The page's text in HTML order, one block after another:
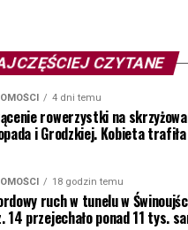
CZYTANE
4 dni temu
rowerzystki na
i Grodzkiej. Kobieta
18 godzin temu
ruch w tunelu w
14 przejechało ponad 11 tys.